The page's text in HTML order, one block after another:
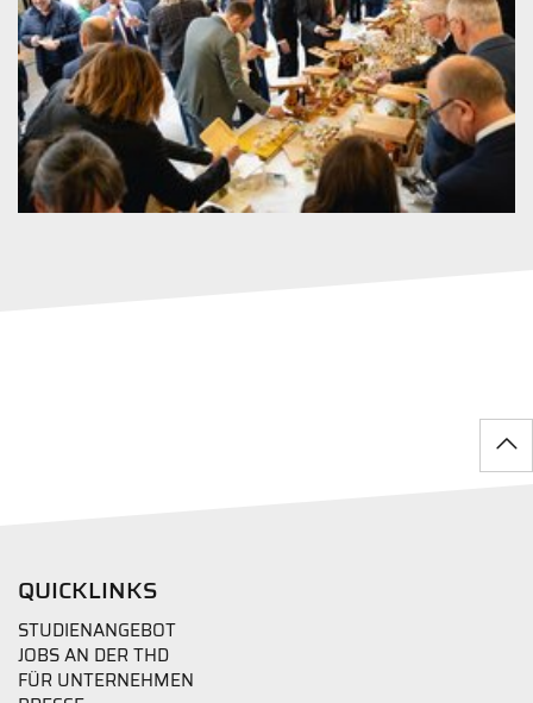
QUICKLINKS
STUDIENANGEBOT
JOBS AN DER THD
FÜR UNTERNEHMEN